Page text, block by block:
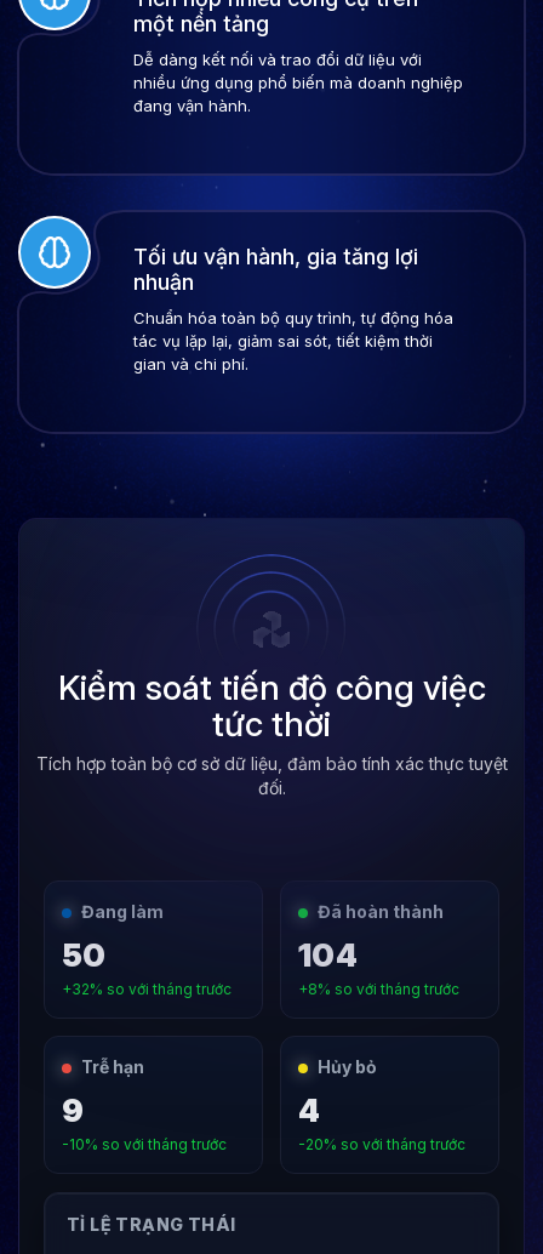
một nền tảng
Dễ dàng kết nối và trao đổi dữ liệu với
nhiều ứng dụng phổ biến mà doanh nghiệp
đang vận hành.
Tối ưu vận hành, gia tăng lợi
nhuận
Chuẩn hóa toàn bộ quy trình, tự động hóa
tác vụ lặp lại, giảm sai sót, tiết kiệm thời
gian và chi phí.
Kiểm soát tiến độ công việc
tức thời
Tích hợp toàn bộ cơ sở dữ liệu, đảm bảo tính xác thực tuyệt
đối.
Đang làm
50
+32% so với tháng trước
Đã hoàn thành
104
+8% so với tháng trước
Trễ hạn
9
-10% so với tháng trước
Hủy bỏ
4
-20% so với tháng trước
TỈ LỆ TRẠNG THÁI